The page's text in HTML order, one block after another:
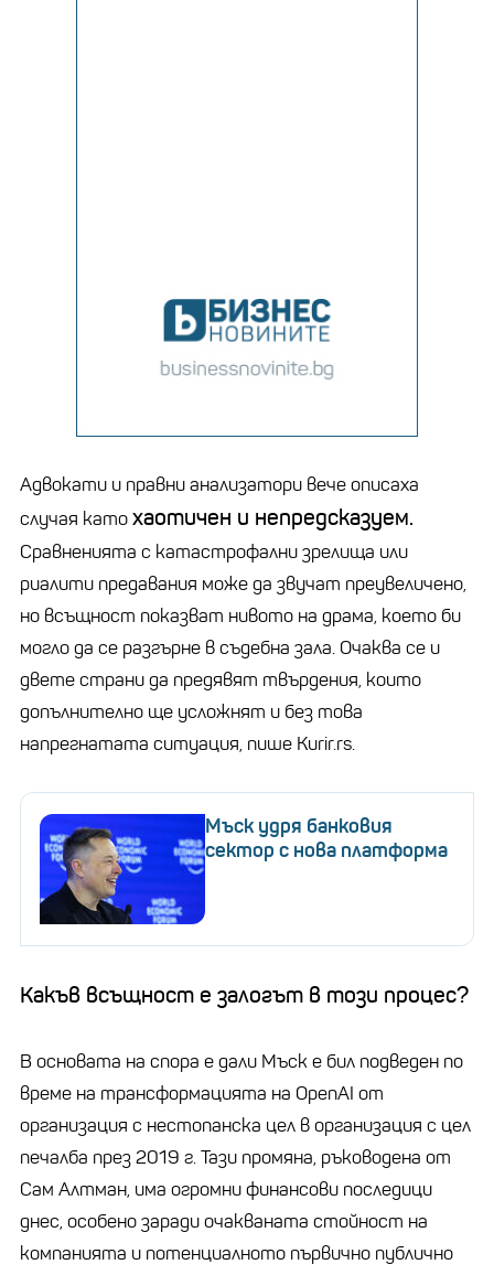
Адвокати и правни анализатори вече описаха
случая катохаотичен и непредсказуем.
Сравненията с катастрофални зрелища или
риалити предавания може да звучат преувеличено,
но всъщност показват нивото на драма, което би
могло да се разгърне в съдебна зала. Очаква се и
двете страни да предявят твърдения, които
допълнително ще усложнят и без това
напрегнатата ситуация, пише Kurir.rs.
Мъск удря банковия
сектор с нова платформа
Какъв всъщност е залогът в този процес?
В основата на спора е дали Мъск е бил подведен по
време на трансформацията на OpenAI от
организация с нестопанска цел в организация с цел
печалба през 2019 г. Тази промяна, ръководена от
Сам Алтман, има огромни финансови последици
днес, особено заради очакваната стойност на
компанията и потенциалното първично публично